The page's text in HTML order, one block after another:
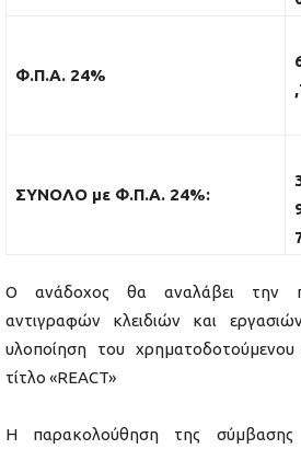
Φ.Π.Α. 24%
ΣΥΝΟΛΟ με Φ.Π.Α. 24%:
Ο ανάδοχος θα αναλάβει την
αντιγραφών κλειδιών και
υλοποίηση του
τίτλο «REACT»
Η παρακολούθηση της σύμβασης